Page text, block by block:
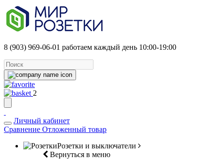
8 (903) 969-06-01 работаем каждый день 10:00-19:00
2
Личный кабинет
Сравнение Отложенный товар
Розетки и выключатели
Вернуться в меню